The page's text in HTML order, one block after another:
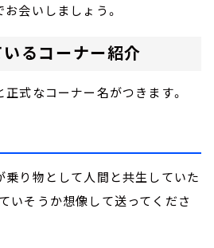
会いしましょう。
るコーナー紹介
式なコーナー名がつきます。
乗り物として人間と共生していた
いそうか想像して送ってくださ